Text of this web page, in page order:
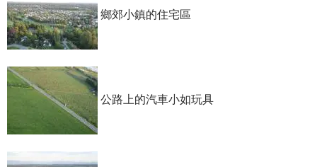
鄉郊小鎮的住宅區
公路上的汽車小如玩具